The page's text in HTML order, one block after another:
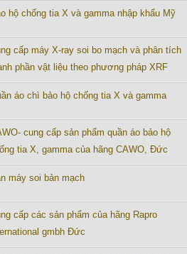
hộ chống tia X và gamma nhập khẩu Mỹ
cấp máy X-ray soi bo mạch và phân tích
phần vật liệu theo phương pháp XRF
áo chì bảo hộ chống tia X và gamma
cung cấp sản phẩm quần áo bảo hộ
tia X, gamma của hãng CAWO, Đức
máy soi bản mạch
cấp các sản phẩm của hãng Rapro
gmbh Đức